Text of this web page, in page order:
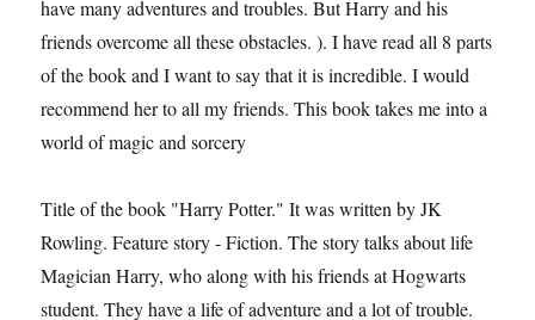
have many adventures and troubles. But Harry and his
friends overcome all these obstacles. ). I have read all 8 parts
of the book and I want to say that it is incredible. I would
recommend her to all my friends. This book takes me into a
world of magic and sorcery
Title of the book "Harry Potter." It was written by JK
Rowling. Feature story - Fiction. The story talks about life
Magician Harry, who along with his friends at Hogwarts
student. They have a life of adventure and a lot of trouble.